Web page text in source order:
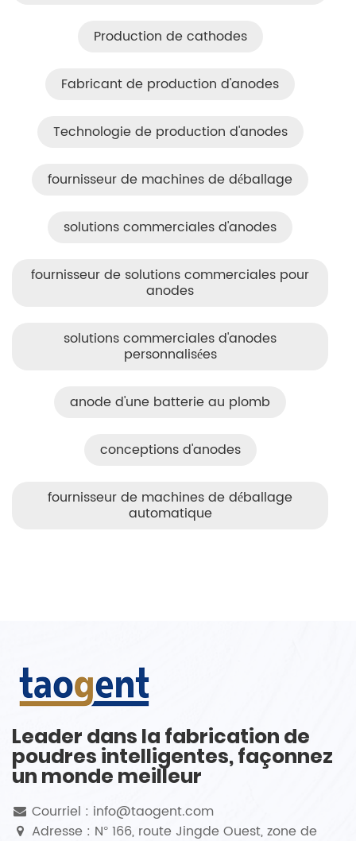
Production de cathodes
Fabricant de production d'anodes
Technologie de production d'anodes
fournisseur de machines de déballage
solutions commerciales d'anodes
fournisseur de solutions commerciales pour
anodes
solutions commerciales d'anodes
personnalisées
anode d'une batterie au plomb
conceptions d'anodes
fournisseur de machines de déballage
automatique
Leader dans la fabrication de
poudres intelligentes, façonnez
un monde meilleur
Courriel : info@taogent.com
Adresse : N° 166, route Jingde Ouest, zone de